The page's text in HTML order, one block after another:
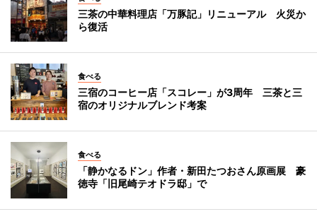
三茶の中華料理店「万豚記」リニューアル 火災か
ら復活
食べる
三宿のコーヒー店「スコレー」が3周年 三茶と三
宿のオリジナルブレンド考案
食べる
「静かなるドン」作者・新田たつおさん原画展 豪
徳寺「旧尾崎テオドラ邸」で